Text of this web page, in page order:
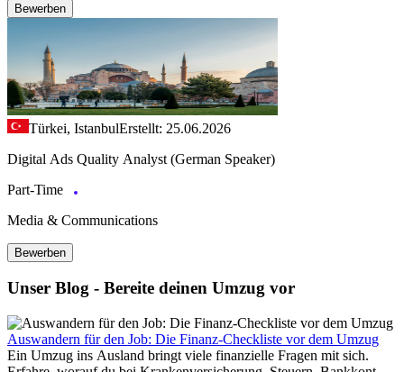
Bewerben
Türkei, IstanbulErstellt: 25.06.2026
Digital Ads Quality Analyst (German Speaker)
Part-Time
Media & Communications
Bewerben
Unser Blog - Bereite deinen Umzug vor
Auswandern für den Job: Die Finanz-Checkliste vor dem Umzug
Ein Umzug ins Ausland bringt viele finanzielle Fragen mit sich.